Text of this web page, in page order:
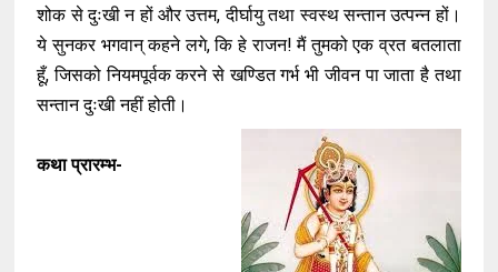
शोक से दुःखी न हों और उत्तम, दीर्घायु तथा स्वस्थ सन्तान उत्पन्न हों।
ये सुनकर भगवान् कहने लगे, कि हे राजन! मैं तुमको एक व्रत बतलाता
हूँ, जिसको नियमपूर्वक करने से खण्डित गर्भ भी जीवन पा जाता है तथा
सन्तान दुःखी नहीं होती।
कथा प्रारम्भ-